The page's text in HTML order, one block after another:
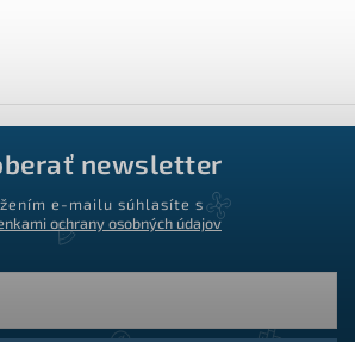
newsletter
e-mailu súhlasíte s
ochrany osobných údajov